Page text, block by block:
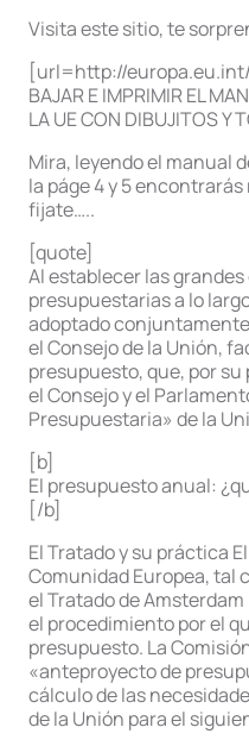
Visita este sitio, te
[url=http://
BAJAR E IMPRIMIR EL
LA UE CON DIBUJITOS Y
Mira, leyendo el manual
la páge 4 y 5
fijate…..
[quote]
Al establecer las
presupuestarias a lo
adoptado
el Consejo de la Unión,
presupuesto, que, por
el Consejo y el
Presupuestaria» de la
[b]
El presupuesto anual:
[/b]
El Tratado y su práctica
Comunidad Europea, tal
el Tratado de
el procedimiento por el
presupuesto. La
«anteproyecto de
cálculo de las
de la Unión para el